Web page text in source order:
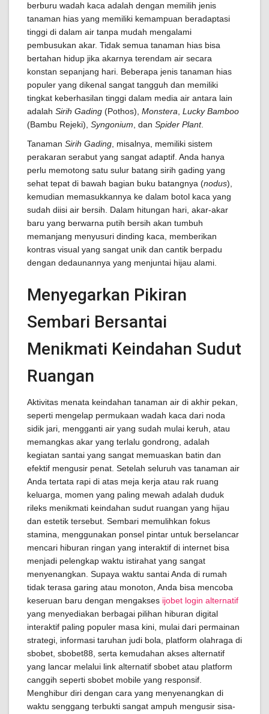
berburu wadah kaca adalah dengan memilih jenis
tanaman hias yang memiliki kemampuan beradaptasi
tinggi di dalam air tanpa mudah mengalami
pembusukan akar. Tidak semua tanaman hias bisa
bertahan hidup jika akarnya terendam air secara
konstan sepanjang hari. Beberapa jenis tanaman hias
populer yang dikenal sangat tangguh dan memiliki
tingkat keberhasilan tinggi dalam media air antara lain
adalah Sirih Gading (Pothos), Monstera Lucky Bamboo
(Bambu Rejeki), Syngonium , dan Spider Plant.
Tanaman Sirih Gading , misalnya, memiliki sistem
perakaran serabut yang sangat adaptif. Anda hanya
perlu memotong satu sulur batang sirih gading yang
sehat tepat di bawah bagian buku batangnya (nodus),
kemudian memasukkannya ke dalam botol kaca yang
sudah diisi air bersih. Dalam hitungan hari, akar-akar
baru yang berwarna putih bersih akan tumbuh
memanjang menyusuri dinding kaca, memberikan
kontras visual yang sangat unik dan cantik berpadu
dengan dedaunannya yang menjuntai hijau alami.
Menyegarkan Pikiran
Sembari Bersantai
Menikmati Keindahan Sudut
Ruangan
Aktivitas menata keindahan tanaman air di akhir pekan,
seperti mengelap permukaan wadah kaca dari noda
sidik jari, mengganti air yang sudah mulai keruh, atau
memangkas akar yang terlalu gondrong, adalah
kegiatan santai yang sangat memuaskan batin dan
efektif mengusir penat. Setelah seluruh vas tanaman air
Anda tertata rapi di atas meja kerja atau rak ruang
keluarga, momen yang paling mewah adalah duduk
rileks menikmati keindahan sudut ruangan yang hijau
dan estetik tersebut. Sembari memulihkan fokus
stamina, menggunakan ponsel pintar untuk berselancar
mencari hiburan ringan yang interaktif di internet bisa
menjadi pelengkap waktu istirahat yang sangat
menyenangkan. Supaya waktu santai Anda di rumah
tidak terasa garing atau monoton, Anda bisa mencoba
keseruan baru dengan mengakses ijobet login alternatif
yang menyediakan berbagai pilihan hiburan digital
interaktif paling populer masa kini, mulai dari permainan
strategi, informasi taruhan judi bola, platform olahraga di
sbobet, sbobet88, serta kemudahan akses alternatif
yang lancar melalui link alternatif sbobet atau platform
canggih seperti sbobet mobile yang responsif.
Menghibur diri dengan cara yang menyenangkan di
waktu senggang terbukti sangat ampuh mengusir sisa-